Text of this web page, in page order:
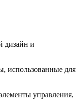
дизайн и
использованные для
управления,